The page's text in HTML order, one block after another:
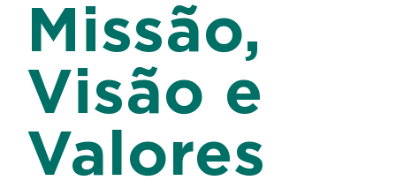
Missão,
Visão e
Valores